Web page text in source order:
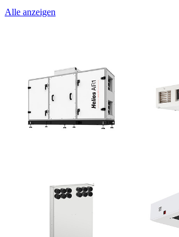
Alle anzeigen